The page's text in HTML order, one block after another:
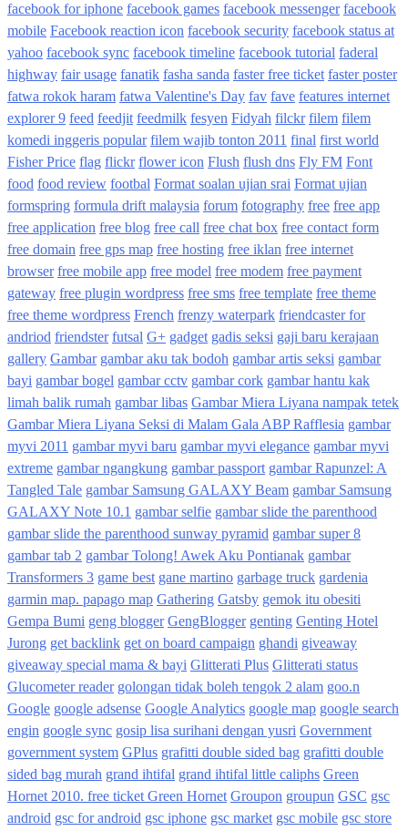
facebook for iphone facebook games facebook messenger facebook
mobile Facebook reaction icon facebook security facebook status at
yahoo facebook sync facebook timeline facebook tutorial faderal
highway fair usage fanatik fasha sanda faster free ticket faster poster
fatwa rokok haram fatwa Valentine's Day fav fave features internet
explorer 9 feed feedjit feedmilk fesyen Fidyah filckr filem filem
komedi inggeris popular filem wajib tonton 2011 final first world
Fisher Price flag flickr flower icon Flush flush dns Fly FM Font
food food review footbal Format soalan ujian srai Format ujian
formspring formula drift malaysia forum fotography free free app
free application free blog free call free chat box free contact form
free domain free gps map free hosting free iklan free internet
browser free mobile app free model free modem free payment
gateway free plugin wordpress free sms free template free theme
free theme wordpress French frenzy waterpark friendcaster for
andriod friendster futsal G+ gadget gadis seksi gaji baru kerajaan
gallery Gambar gambar aku tak bodoh gambar artis seksi gambar
bayi gambar bogel gambar cctv gambar cork gambar hantu kak
limah balik rumah gambar libas Gambar Miera Liyana nampak tetek
Gambar Miera Liyana Seksi di Malam Gala ABP Rafflesia gambar
myvi 2011 gambar myvi baru gambar myvi elegance gambar myvi
extreme gambar ngangkung gambar passport gambar Rapunzel: A
Tangled Tale gambar Samsung GALAXY Beam gambar Samsung
GALAXY Note 10.1 gambar selfie gambar slide the parenthood
gambar slide the parenthood sunway pyramid gambar super 8
gambar tab 2 gambar Tolong! Awek Aku Pontianak gambar
Transformers 3 game best gane martino garbage truck gardenia
garmin map. papago map Gathering Gatsby gemok itu obesiti
Gempa Bumi geng blogger GengBlogger genting Genting Hotel
Jurong get backlink get on board campaign ghandi giveaway
giveaway special mama & bayi Glitterati Plus Glitterati status
Glucometer reader golongan tidak boleh tengok 2 alam goo.n
Google google adsense Google Analytics google map google search
engin google sync gosip lisa surihani dengan yusri Government
government system GPlus grafitti double sided bag grafitti double
sided bag murah grand ihtifal grand ihtifal little caliphs Green
Hornet 2010. free ticket Green Hornet Groupon groupun GSC gsc
android gsc for android gsc iphone gsc market gsc mobile gsc store